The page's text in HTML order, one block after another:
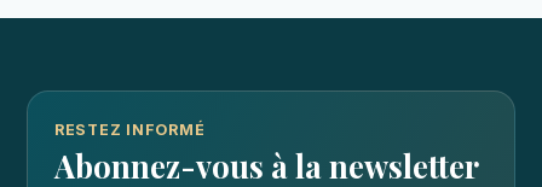
RESTEZ INFORMÉ
Abonnez-vous à la newsletter